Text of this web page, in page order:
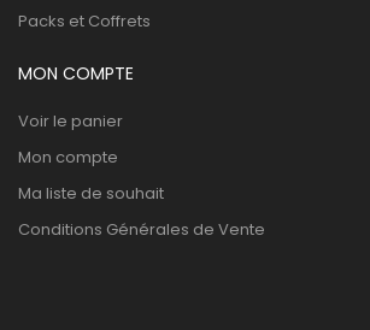
Packs et Coffrets
MON COMPTE
Voir le panier
Mon compte
Ma liste de souhait
Conditions Générales de Vente